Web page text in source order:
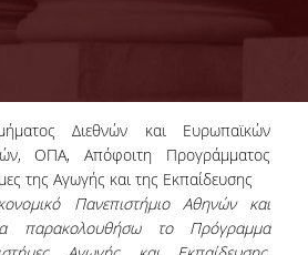
ΤΟΥ ΠΡΟΓΡΑΜΜΑΤΟΣ
Διεθνών και Ευρωπαϊκών
ΟΠΑ, Απόφοιτη Προγράμματος
της Αγωγής και της Εκπαίδευσης
Πανεπιστήμιο Αθηνών και
παρακολουθήσω το Πρόγραμμα